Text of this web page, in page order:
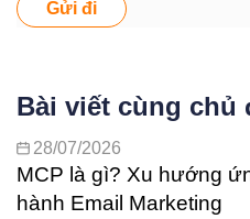
Gửi đi
Bài viết cùng chủ
28/07/2026
MCP là gì? Xu hướng
hành Email Marketing